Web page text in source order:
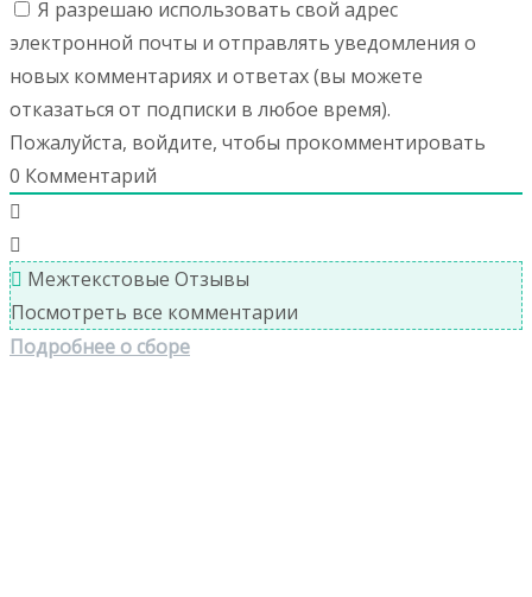
Я разрешаю использовать свой адрес
электронной почты и отправлять уведомления о
новых комментариях и ответах (вы можете
отказаться от подписки в любое время).
Пожалуйста, войдите, чтобы прокомментировать
0 Комментарий
Межтекстовые Отзывы
Посмотреть все комментарии
Подробнее о сборе